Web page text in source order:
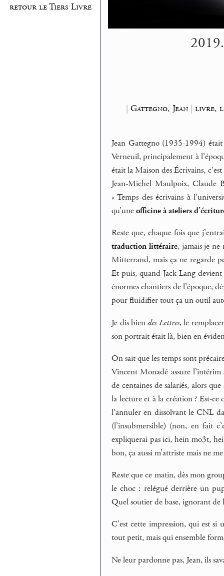
retour le Tiers Livre
| Gattegno, Jean| livre,
Jean Gattegno (1935-1994)
Verneuil, principalement à
était la Maison des Écrivains,
Jean-Michel Maulpoix, Claude
« Temps des écrivains à
qu’uneofficine à ateliers
Reste que, chaque fois que
traduction littéraire, jamais je ne
Mitterrand, mais ça ne regarde
Et puis, quand Jack Lang
énormes chantiers de l’époque,
pour fluidifier tout ça un outil
Je dis biendes Lettres, le
son portrait était là, bien en
On sait que les temps sont
Vincent Monadé assure l’intérim
de centaines de salariés, alors
la lecture et à la création ? Est-
l’annuler en dissolvant le CNL
(l’insubmersible) (non, en fait
expliquerai pas ici, hein mo3t,
bon, ça aussi m’attriste mais ne
Reste que ce matin, dès mon
le choc : relégué derrière un
Quel soutier de base, ignorant de
C’est cette impression, qui est si
tout petit, mais qui ensemble
Ne leur pardonne pas, Jean, ils